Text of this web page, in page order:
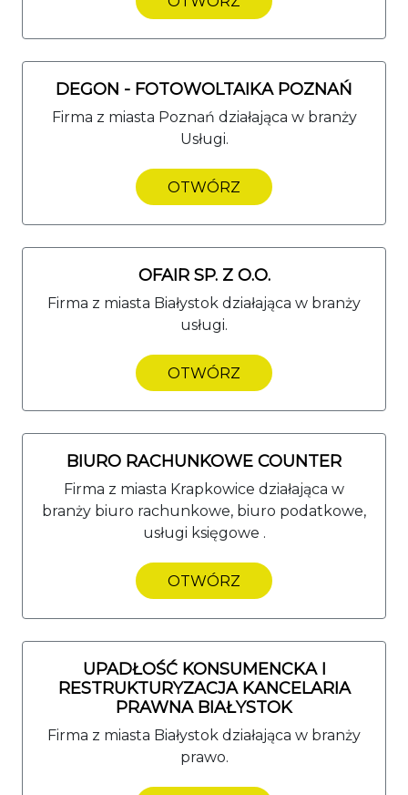
DEGON - FOTOWOLTAIKA POZNAŃ
Firma z miasta Poznań działająca w branży
Usługi.
OTWÓRZ
OFAIR SP. Z O.O.
Firma z miasta Białystok działająca w branży
usługi.
OTWÓRZ
BIURO RACHUNKOWE COUNTER
Firma z miasta Krapkowice działająca w
branży biuro rachunkowe, biuro podatkowe,
usługi księgowe .
OTWÓRZ
UPADŁOŚĆ KONSUMENCKA I
RESTRUKTURYZACJA KANCELARIA
PRAWNA BIAŁYSTOK
Firma z miasta Białystok działająca w branży
prawo.